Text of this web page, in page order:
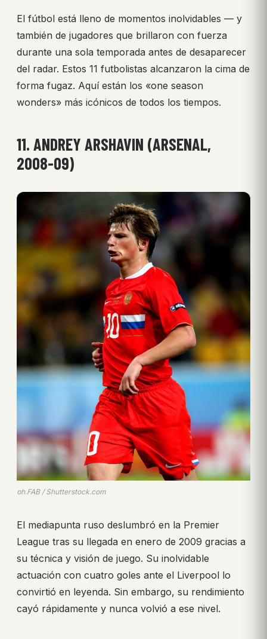
El fútbol está lleno de momentos inolvidables — y
también de jugadores que brillaron con fuerza
durante una sola temporada antes de desaparecer
del radar. Estos 11 futbolistas alcanzaron la cima de
forma fugaz. Aquí están los «one season
wonders» más icónicos de todos los tiempos.
11. ANDREY ARSHAVIN (ARSENAL,
2008-09)
ph.FAB / Shutterstock.com
El mediapunta ruso deslumbró en la Premier
League tras su llegada en enero de 2009 gracias a
su técnica y visión de juego. Su inolvidable
actuación con cuatro goles ante el Liverpool lo
convirtió en leyenda. Sin embargo, su rendimiento
cayó rápidamente y nunca volvió a ese nivel.